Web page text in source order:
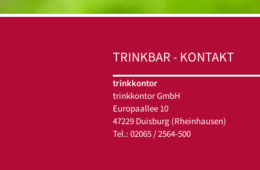
TRINKBAR - KONTAKT
trinkkontor
trinkkontor GmbH
Europaallee 10
47229 Duisburg (Rheinhausen)
Tel.: 02065 / 2564-500